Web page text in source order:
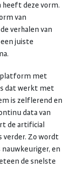
deze vorm.
van
verhalen van
juiste
platform met
dat werkt met
is zelflerend en
data van
de artificial
verder. Zo wordt
en
de snelste